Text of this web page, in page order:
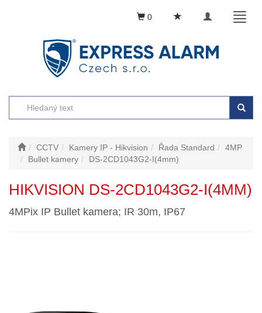
Toggle
0
CCTV Kamery IP - Hikvision Řada Standard
4MP
Bullet kamery
DS-2CD1043G2-I(4mm)
HIKVISION DS-2CD1043G2-I(4MM)
4MPix IP Bullet kamera; IR 30m, IP67